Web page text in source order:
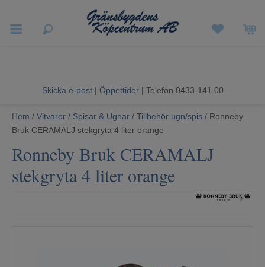
Hushållsapparater
Ljud & Bild
Luftvård och Värme
Skicka e-post | Öppettider| Telefon 0433-141 00
Hem / Vitvaror / Spisar & Ugnar / Tillbehör ugn/spis / Ronneby
Bruk CERAMALJ stekgryta 4 liter orange
Ronneby Bruk CERAMALJ
stekgryta 4 liter orange